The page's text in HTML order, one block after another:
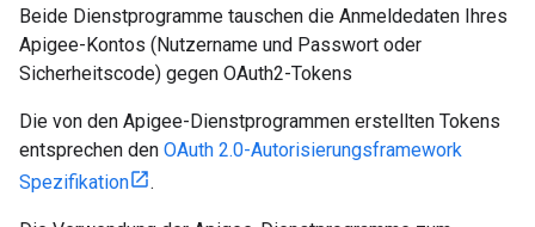
Beide Dienstprogramme tauschen die Anmeldedaten Ihres
Apigee-Kontos (Nutzername und Passwort oder
Sicherheitscode) gegen OAuth2-Tokens
Die von den Apigee-Dienstprogrammen erstellten Tokens
entsprechen den OAuth 2.0-Autorisierungsframework
Spezifikation
.